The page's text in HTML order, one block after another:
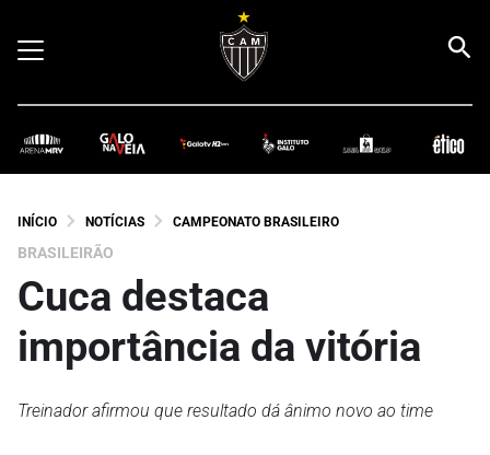
INÍCIO NOTÍCIAS CAMPEONATO BRASILEIRO
BRASILEIRÃO
Cuca destaca
importância da vitória
Treinador afirmou que resultado dá ânimo novo ao time